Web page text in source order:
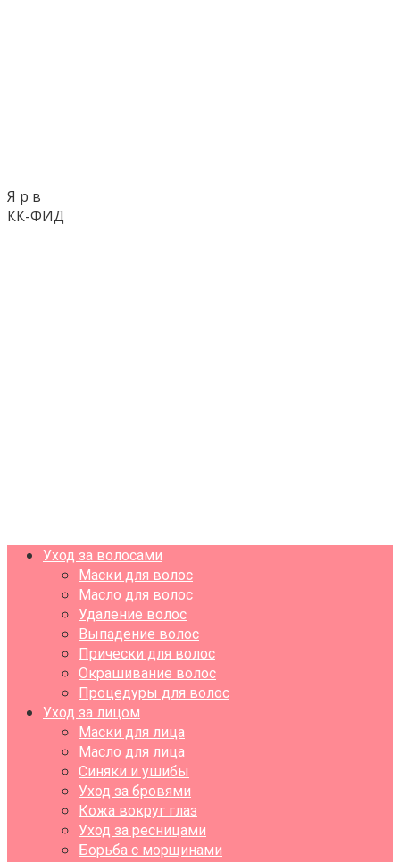
Я р в
КК-ФИД
Уход за волосами
Маски для волос
Масло для волос
Удаление волос
Выпадение волос
Прически для волос
Окрашивание волос
Процедуры для волос
Уход за лицом
Маски для лица
Масло для лица
Синяки и ушибы
Уход за бровями
Кожа вокруг глаз
Уход за ресницами
Борьба с морщинами